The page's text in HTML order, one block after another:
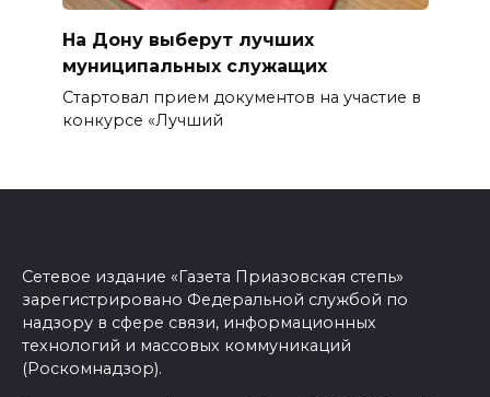
На Дону выберут лучших
муниципальных служащих
Стартовал прием документов на участие в
конкурсе «Лучший
Сетевое издание «Газета Приазовская степь»
зарегистрировано Федеральной службой по
надзору в сфере связи, информационных
технологий и массовых коммуникаций
(Роскомнадзор).